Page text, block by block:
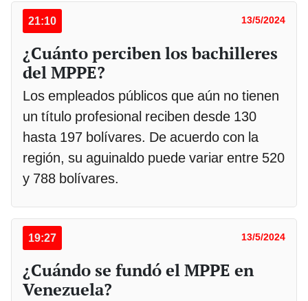
21:10 13/5/2024
¿Cuánto perciben los bachilleres
del MPPE?
Los empleados públicos que aún no tienen
un título profesional reciben desde 130
hasta 197 bolívares. De acuerdo con la
región, su aguinaldo puede variar entre 520
y 788 bolívares.
19:27 13/5/2024
¿Cuándo se fundó el MPPE en
Venezuela?